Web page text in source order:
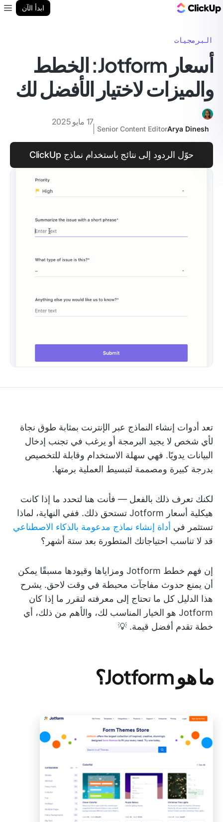
ابدأ الآن
البرمجيات
أسعار Jotform: الخطط
والميزات لاختيار الأفضل لك
Arya Dinesh
Senior Content Editor
17 مايو 2025
حوّل الردود إلى نتائج باستخدام نماذج ClickUp
تعد أدوات إنشاء النماذج عبر الإنترنت بمثابة طوق نجاة
لأي شخص لا يجيد البرمجة أو يرغب في تجنب إدخال
البيانات يدويًا. فهي سهلة الاستخدام وقابلة للتخصيص
بدرجة كبيرة ومصممة لتبسيط العملية برمتها.
لكنك تعرف ذلك بالفعل — فأنت هنا لتحدد ما إذا كانت
هيكلية أسعار Jotform تستحق ذلك. ففي النهاية، لماذا
تستثمر في أداة إنشاء نماذج مدعومة بالذكاء الاصطناعي
قد لا تناسب احتياجاتك المتطورة بعد ستة أشهر؟
إن فهم خطط Jotform ومزاياها وقيودها مسبقًا يمكن
أن يمنع حدوث مفاجآت محبطة في وقت لاحق. يشرح
هذا الدليل كل ما تحتاج إلى معرفته لتقرر ما إذا كان
Jotform هو الخيار المناسب لك، والأهم من ذلك، أي
خطة تقدم أفضل قيمة. 💡
ما هو Jotform؟